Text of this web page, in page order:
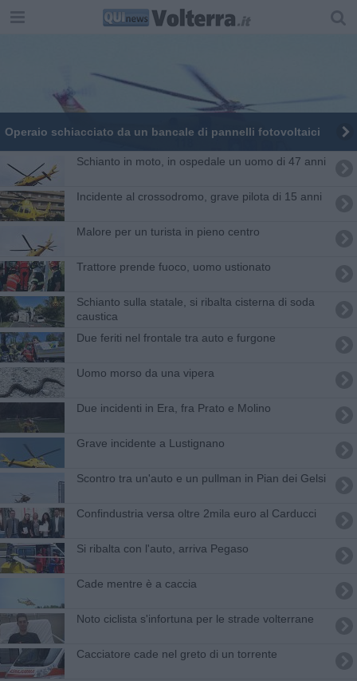
Operaio schiacciato da un bancale di pannelli fotovoltaici
Schianto in moto, in ospedale un uomo di 47 anni
Incidente al crossodromo, grave pilota di 15 anni
Malore per un turista in pieno centro
Trattore prende fuoco, uomo ustionato
Schianto sulla statale, si ribalta cisterna di soda
caustica
Due feriti nel frontale tra auto e furgone
Uomo morso da una vipera
Due incidenti in Era, fra Prato e Molino
Grave incidente a Lustignano
Scontro tra un'auto e un pullman in Pian dei Gelsi
Confindustria versa oltre 2mila euro al Carducci
Si ribalta con l'auto, arriva Pegaso
Cade mentre è a caccia
Noto ciclista s'infortuna per le strade volterrane
Cacciatore cade nel greto di un torrente